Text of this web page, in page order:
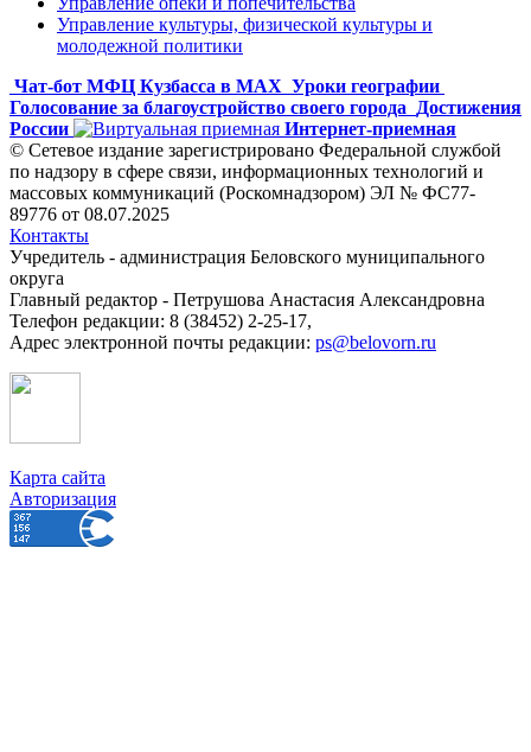
Управление культуры, физической культуры и
молодежной политики
Чат-бот МФЦ Кузбасса в MAX Уроки географии
Голосование за благоустройство своего города
Достижения
России
Интернет-приемная
© Сетевое издание зарегистрировано Федеральной службой
по надзору в сфере связи, информационных технологий и
массовых коммуникаций (Роскомнадзором) ЭЛ № ФС77-
89776 от 08.07.2025
Контакты
Учредитель - администрация Беловского муниципального
округа
Главный редактор - Петрушова Анастасия Александровна
Телефон редакции: 8 (38452) 2-25-17,
Адрес электронной почты редакции: ps@belovorn.ru
Карта сайта
Авторизация